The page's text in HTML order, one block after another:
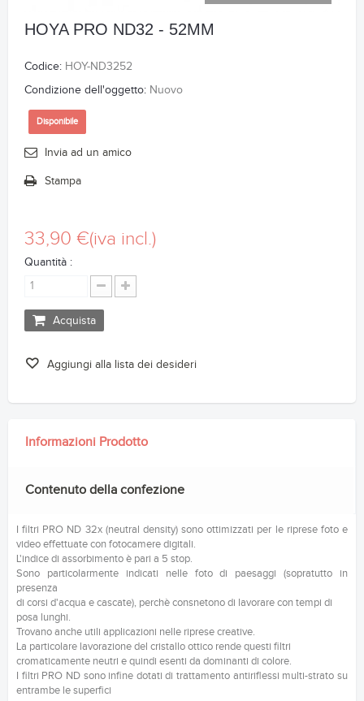
HOYA PRO ND32 - 52MM
Codice: HOY-ND3252
Condizione dell'oggetto: Nuovo
Disponibile
Invia ad un amico
Stampa
33,90 €(iva incl.)
Quantità :
Acquista
Aggiungi alla lista dei desideri
Informazioni Prodotto
Contenuto della confezione
I filtri PRO ND 32x (neutral density) sono ottimizzati per le riprese foto e
video effettuate con fotocamere digitali.
L'indice di assorbimento è pari a 5 stop.
Sono particolarmente indicati nelle foto di paesaggi (sopratutto in
presenza
di corsi d'acqua e cascate), perchè consnetono di lavorare con tempi di
posa lunghi.
Trovano anche utili applicazioni nelle riprese creative.
La particolare lavorazione del cristallo ottico rende questi filtri
cromaticamente neutri e quindi esenti da dominanti di colore.
I filtri PRO ND sono infine dotati di trattamento antiriflessi multi-strato su
entrambe le superfici